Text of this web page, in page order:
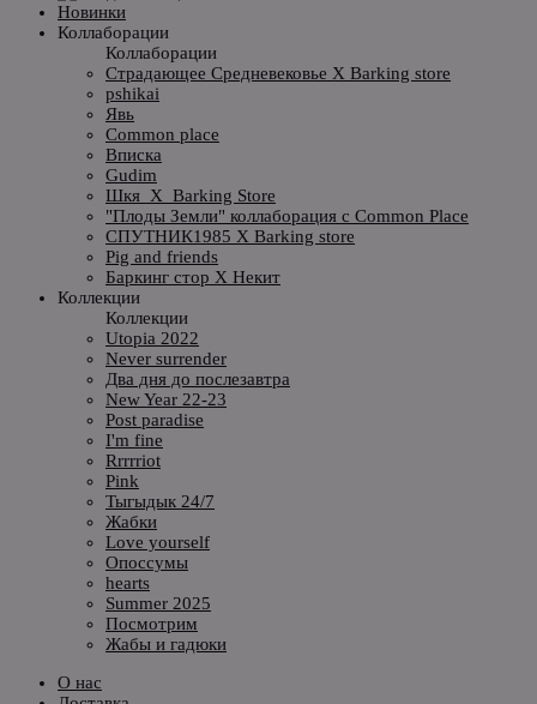
Новинки
Коллаборации
Коллаборации
Страдающее Средневековье X Barking store
pshikai
Явь
Common place
Вписка
Gudim
Шкя_X_Barking Store
"Плоды Земли" коллаборация с Common Place
СПУТНИК1985 X Barking store
Pig and friends
Баркинг стор X Некит
Коллекции
Коллекции
Utopia 2022
Never surrender
Два дня до послезавтра
New Year 22-23
Post paradise
I'm fine
Rrrrriot
Pink
Тыгыдык 24/7
Жабки
Love yourself
Опоссумы
hearts
Summer 2025
Посмотрим
Жабы и гадюки
О нас